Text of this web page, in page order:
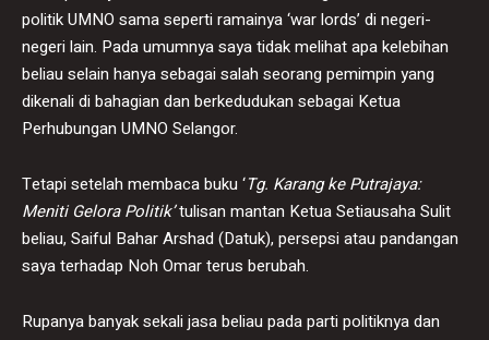
politik UMNO sama seperti ramainya ‘war lords’ di negeri-
negeri lain. Pada umumnya saya tidak melihat apa kelebihan
beliau selain hanya sebagai salah seorang pemimpin yang
dikenali di bahagian dan berkedudukan sebagai Ketua
Perhubungan UMNO Selangor.
Tetapi setelah membaca buku ‘Tg. Karang ke Putrajaya:
Meniti Gelora Politik’tulisan mantan Ketua Setiausaha Sulit
beliau, Saiful Bahar Arshad (Datuk), persepsi atau pandangan
saya terhadap Noh Omar terus berubah.
Rupanya banyak sekali jasa beliau pada parti politiknya dan